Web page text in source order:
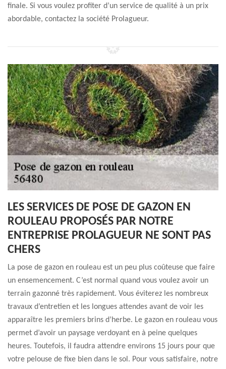
finale. Si vous voulez profiter d’un service de qualité à un prix
abordable, contactez la société Prolagueur.
LES SERVICES DE POSE DE GAZON EN
ROULEAU PROPOSÉS PAR NOTRE
ENTREPRISE PROLAGUEUR NE SONT PAS
CHERS
La pose de gazon en rouleau est un peu plus coûteuse que faire
un ensemencement. C’est normal quand vous voulez avoir un
terrain gazonné très rapidement. Vous éviterez les nombreux
travaux d’entretien et les longues attendes avant de voir les
apparaître les premiers brins d’herbe. Le gazon en rouleau vous
permet d’avoir un paysage verdoyant en à peine quelques
heures. Toutefois, il faudra attendre environs 15 jours pour que
votre pelouse de fixe bien dans le sol. Pour vous satisfaire, notre